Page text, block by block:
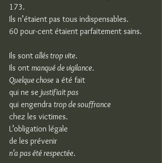
173.
Ils n’étaient pas tous indispensables.
60 pour-cent étaient parfaitement sains.
Ils sont allés trop vite.
Ils ont manqué de vigilance.
Quelque chose a été fait
qui ne se justifiait pas
qui engendra trop de souffrance
chez les victimes.
L’obligation légale
de les prévenir
n’a pas été respectée.